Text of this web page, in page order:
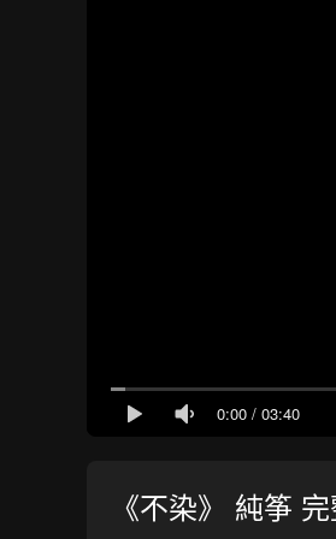
0:00 / 03:40
《不染》 純筝